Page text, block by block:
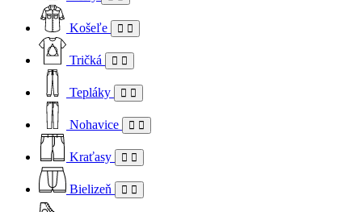
Košeľe
Tričká
Tepláky
Nohavice
Kraťasy
Bielizeň